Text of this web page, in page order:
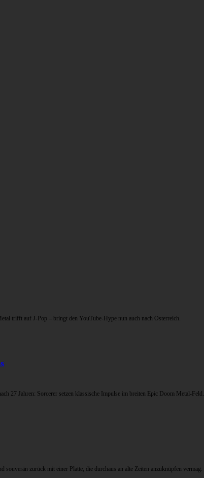
trifft auf J-Pop – bringt den YouTube-Hype nun auch nach Österreich.
27 Jahren: Sorcerer setzen klassische Impulse im breiten Epic Doom Metal-Feld.
zurück mit einer Platte, die durchaus an alte Zeiten anzuknüpfen vermag.